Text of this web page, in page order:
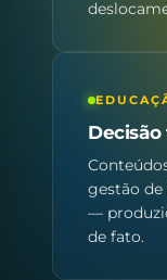
gestão de
—
de fato.